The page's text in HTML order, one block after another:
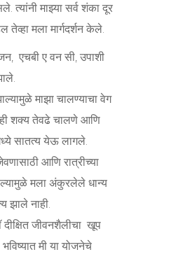
त्यांनी माझ्या सर्व शंका दूर
मला मार्गदर्शन केले.
एचबी ए वन सी, उपाशी
माझा चालण्याचा वेग
शक्य तेवढे चालणे आणि
सातत्य येऊ लागले.
आणि रात्रीच्या
मला अंकुरलेले धान्य
नाही.
जीवनशैलीचा खूप
मी या योजनेचे